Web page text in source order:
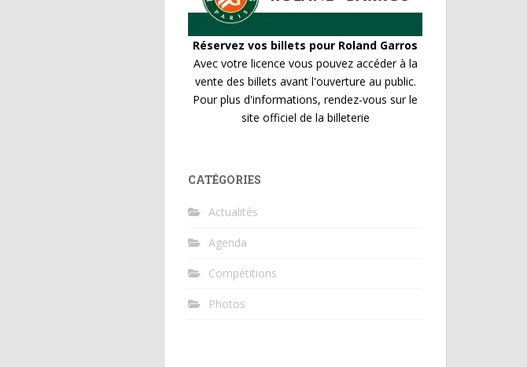
Réservez vos billets pour Roland Garros
Avec votre licence vous pouvez accéder à la
vente des billets avant l'ouverture au public.
Pour plus d'informations, rendez-vous sur le
site officiel de la billeterie
CATÉGORIES
Actualités
Agenda
Compétitions
Photos